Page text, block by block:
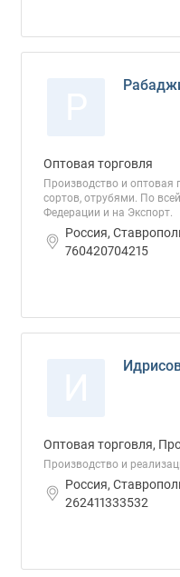
Оптовая торговля
Производство и
сортов, отрубями. По
Федерации и на Экспорт.
Россия,
760420704215
Оптовая торговля,
Производство и
Россия,
262411333532